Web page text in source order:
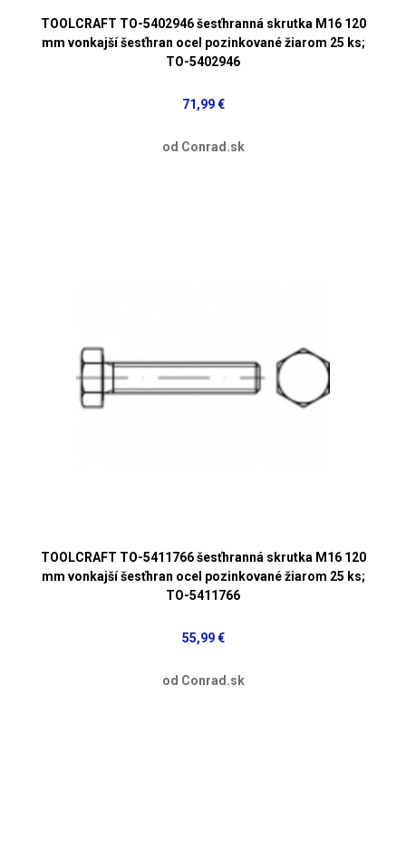
TOOLCRAFT TO-5402946 šesťhranná skrutka M16 120
mm vonkajší šesťhran ocel pozinkované žiarom 25 ks;
TO-5402946
71,99 €
od Conrad.sk
TOOLCRAFT TO-5411766 šesťhranná skrutka M16 120
mm vonkajší šesťhran ocel pozinkované žiarom 25 ks;
TO-5411766
55,99 €
od Conrad.sk